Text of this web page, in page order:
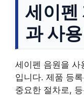
세이펜
과 사
세이펜 음원을 사
입니다. 제품 등
중요한 절차로,